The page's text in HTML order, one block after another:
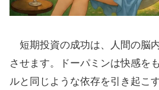
短期投資の成功は、人間の脳
させます。ドーパミンは快感を
ルと同じような依存を引き起こ